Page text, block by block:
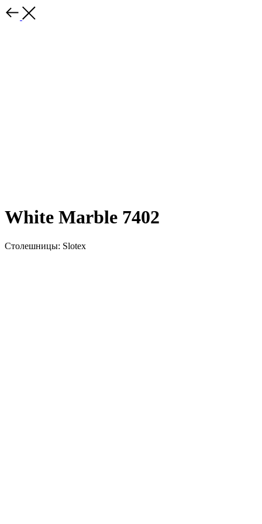
White Marble 7402
Столешницы: Slotex